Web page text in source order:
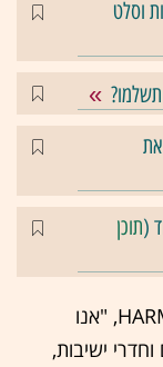
וסלט
(תוכן
לדברי קווין מוריסון, סגן נשיא בכיר ב-HARMAN, "אנו
ישיבות,